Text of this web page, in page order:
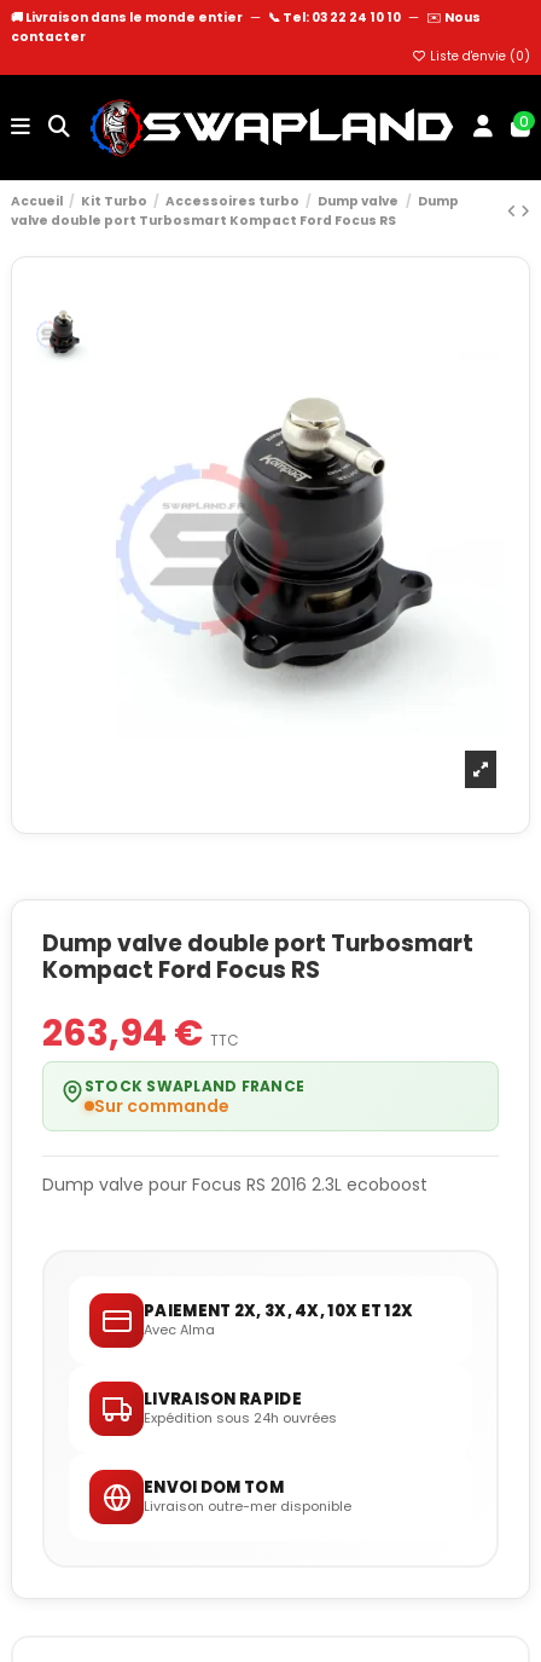
🚚 Livraison dans le monde entier — 📞 Tel: 03 22 24 10 10 — ✉️ Nous
contacter
Liste d'envie (0)
0
Accueil Kit Turbo Accessoires turbo Dump valve
Dump
valve double port Turbosmart Kompact Ford Focus RS
Dump valve double port Turbosmart
Kompact Ford Focus RS
263,94 € TTC
STOCK SWAPLAND FRANCE
Sur commande
Dump valve pour Focus RS 2016 2.3L ecoboost
PAIEMENT 2X, 3X, 4X, 10X ET 12X
Avec Alma
LIVRAISON RAPIDE
Expédition sous 24h ouvrées
ENVOI DOM TOM
Livraison outre-mer disponible